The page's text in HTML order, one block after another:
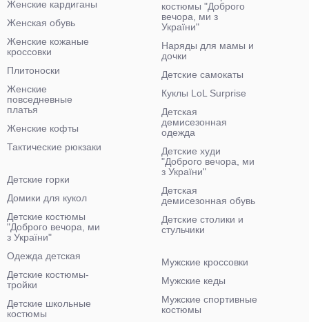
Женские кардиганы
Женская обувь
Женские кожаные
кроссовки
Плитоноски
Женские
повседневные
платья
Женские кофты
Тактические рюкзаки
костюмы "Доброго
вечора, ми з
України"
Наряды для мамы и
дочки
Детские самокаты
Куклы LoL Surprise
Детская
демисезонная
одежда
Детские худи
"Доброго вечора, ми
з України"
Детская
демисезонная обувь
Детские столики и
стульчики
Детские горки
Домики для кукол
Детские костюмы
"Доброго вечора, ми
з України"
Одежда детская
Детские костюмы-
тройки
Детские школьные
костюмы
Мужские кроссовки
Мужские кеды
Мужские спортивные
костюмы